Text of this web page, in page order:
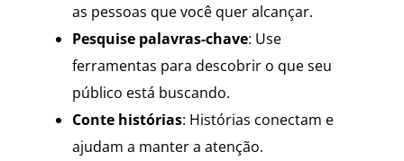
as pessoas que você quer alcançar.
Pesquise palavras-chave: Use
ferramentas para descobrir o que seu
público está buscando.
Conte histórias: Histórias conectam e
ajudam a manter a atenção.